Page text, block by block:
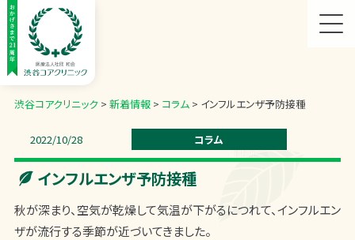
渋谷コアクリニック > 新着情報> コラム> インフルエンザ予防接種
2022/10/28 コラム
インフルエンザ予防接種
秋が深まり、空気が乾燥して気温が下がるにつれて、インフルエン
ザが流行する季節が近づいてきました。